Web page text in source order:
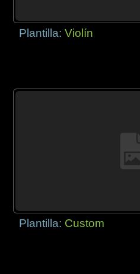
Plantilla:Violín
Plantilla: Custom